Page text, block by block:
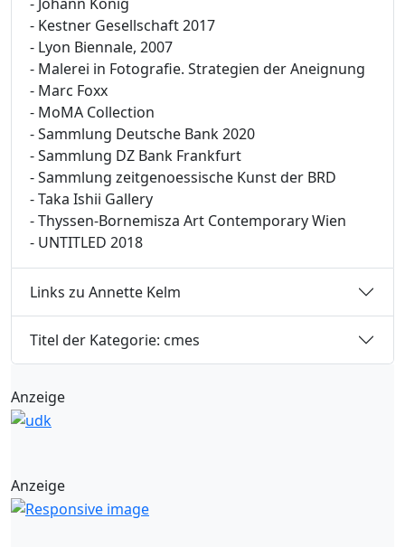
- Kestner Gesellschaft 2017
- Lyon Biennale, 2007
- Malerei in Fotografie. Strategien der Aneignung
- Marc Foxx
- MoMA Collection
- Sammlung Deutsche Bank 2020
- Sammlung DZ Bank Frankfurt
- Sammlung zeitgenoessische Kunst der BRD
- Taka Ishii Gallery
- Thyssen-Bornemisza Art Contemporary Wien
- UNTITLED 2018
Links zu Annette Kelm
Titel der Kategorie: cmes
Anzeige
Anzeige